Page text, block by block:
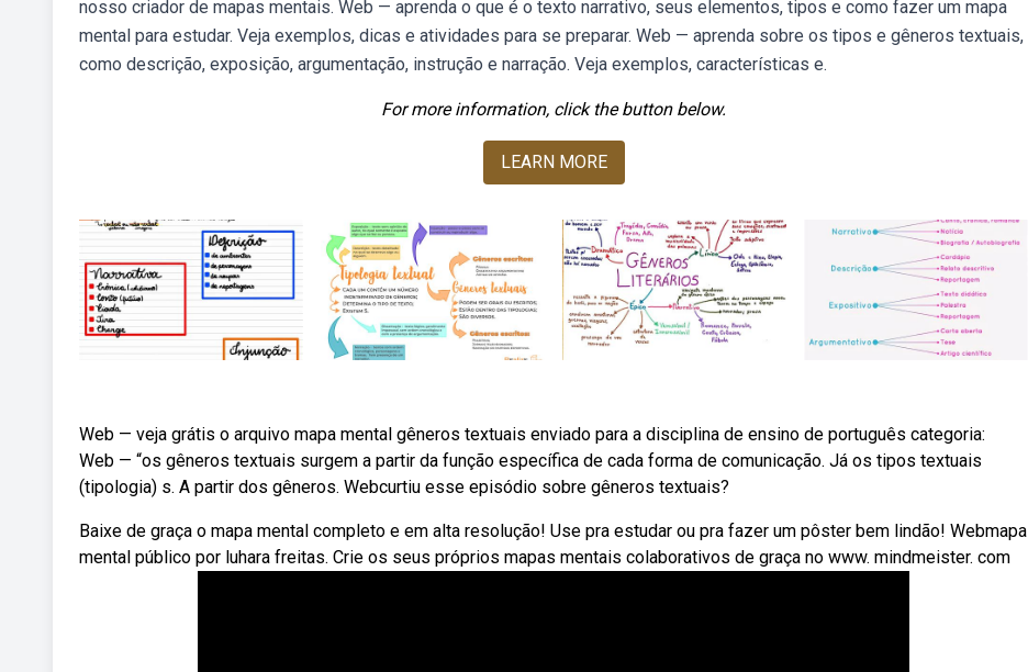
nosso criador de mapas mentais. Web — aprenda o que é o texto narrativo, seus elementos, tipos e como fazer um mapa
mental para estudar. Veja exemplos, dicas e atividades para se preparar. Web — aprenda sobre os tipos e gêneros textuais,
como descrição, exposição, argumentação, instrução e narração. Veja exemplos, características e.
For more information, click the button below.
LEARN MORE
Web — veja grátis o arquivo mapa mental gêneros textuais enviado para a disciplina de ensino de português categoria:
Web — “os gêneros textuais surgem a partir da função específica de cada forma de comunicação. Já os tipos textuais
(tipologia) s. A partir dos gêneros. Webcurtiu esse episódio sobre gêneros textuais?
Baixe de graça o mapa mental completo e em alta resolução! Use pra estudar ou pra fazer um pôster bem lindão! Webmapa
mental público por luhara freitas. Crie os seus próprios mapas mentais colaborativos de graça no www. mindmeister. com